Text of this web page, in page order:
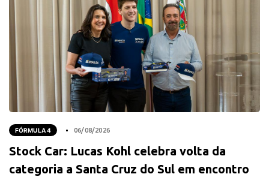
FÓRMULA 4 06/08/2026
Stock Car: Lucas Kohl celebra volta da
categoria a Santa Cruz do Sul em encontro